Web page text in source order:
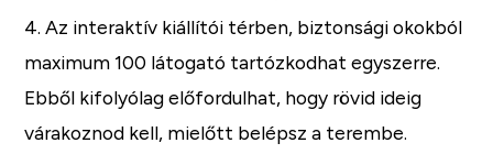
4. Az interaktív kiállítói térben, biztonsági okokból
maximum 100 látogató tartózkodhat egyszerre.
Ebből kifolyólag előfordulhat, hogy rövid ideig
várakoznod kell, mielőtt belépsz a terembe.